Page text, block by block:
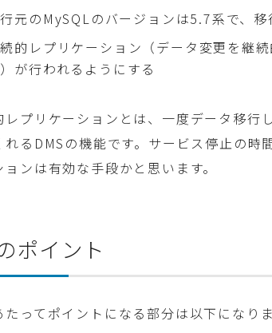
元のMySQLのバージョンは5.7系で、
的レプリケーション（データ変更を継
が行われるようにする
プリケーションとは、一度データ移行
れるDMSの機能です。サービス停止の
ョンは有効な手段かと思います。
ポイント
たってポイントになる部分は以下になりま